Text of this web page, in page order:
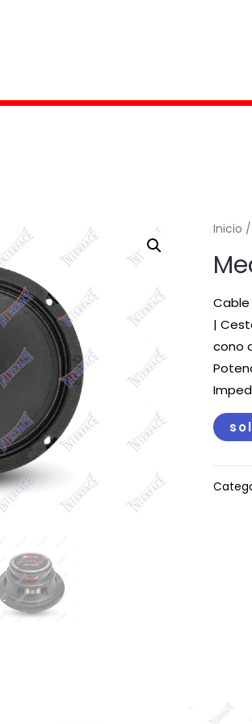
Inicio /
Cable
|
cono